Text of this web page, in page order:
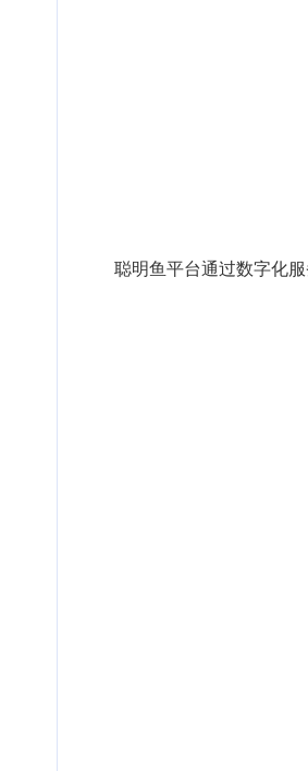
聪明鱼平台通过数字化